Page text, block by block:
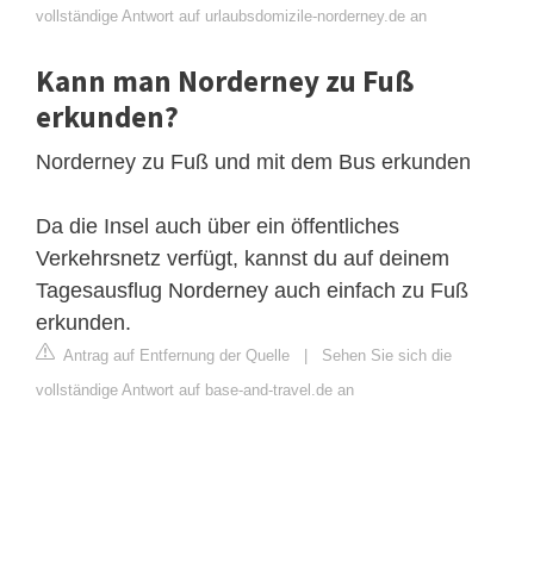
vollständige Antwort auf urlaubsdomizile-norderney.de an
Kann man Norderney zu Fuß
erkunden?
Norderney zu Fuß und mit dem Bus erkunden
Da die Insel auch über ein öffentliches
Verkehrsnetz verfügt, kannst du auf deinem
Tagesausflug Norderney auch einfach zu Fuß
erkunden.
Antrag auf Entfernung der Quelle | Sehen Sie sich die
vollständige Antwort auf base-and-travel.de an